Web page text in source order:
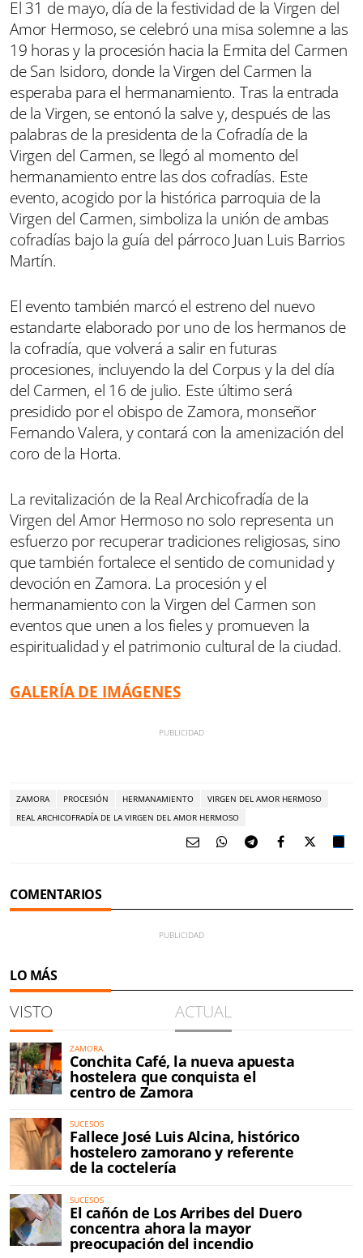
El 31 de mayo, día de la festividad de la Virgen del
Amor Hermoso, se celebró una misa solemne a las
19 horas y la procesión hacia la Ermita del Carmen
de San Isidoro, donde la Virgen del Carmen la
esperaba para el hermanamiento. Tras la entrada
de la Virgen, se entonó la salve y, después de las
palabras de la presidenta de la Cofradía de la
Virgen del Carmen, se llegó al momento del
hermanamiento entre las dos cofradías. Este
evento, acogido por la histórica parroquia de la
Virgen del Carmen, simboliza la unión de ambas
cofradías bajo la guía del párroco Juan Luis Barrios
Martín.
El evento también marcó el estreno del nuevo
estandarte elaborado por uno de los hermanos de
la cofradía, que volverá a salir en futuras
procesiones, incluyendo la del Corpus y la del día
del Carmen, el 16 de julio. Este último será
presidido por el obispo de Zamora, monseñor
Fernando Valera, y contará con la amenización del
coro de la Horta.
La revitalización de la Real Archicofradía de la
Virgen del Amor Hermoso no solo representa un
esfuerzo por recuperar tradiciones religiosas, sino
que también fortalece el sentido de comunidad y
devoción en Zamora. La procesión y el
hermanamiento con la Virgen del Carmen son
eventos que unen a los fieles y promueven la
espiritualidad y el patrimonio cultural de la ciudad.
GALERÍA DE IMÁGENES
ZAMORA PROCESIÓN HERMANAMIENTO
VIRGEN DEL AMOR HERMOSO
REAL ARCHICOFRADÍA DE LA VIRGEN DEL AMOR HERMOSO
COMENTARIOS
LO MÁS
VISTO ACTUAL
ZAMORA
Conchita Café, la nueva apuesta
hostelera que conquista el
centro de Zamora
SUCESOS
Fallece José Luis Alcina, histórico
hostelero zamorano y referente
de la coctelería
SUCESOS
El cañón de Los Arribes del Duero
concentra ahora la mayor
preocupación del incendio